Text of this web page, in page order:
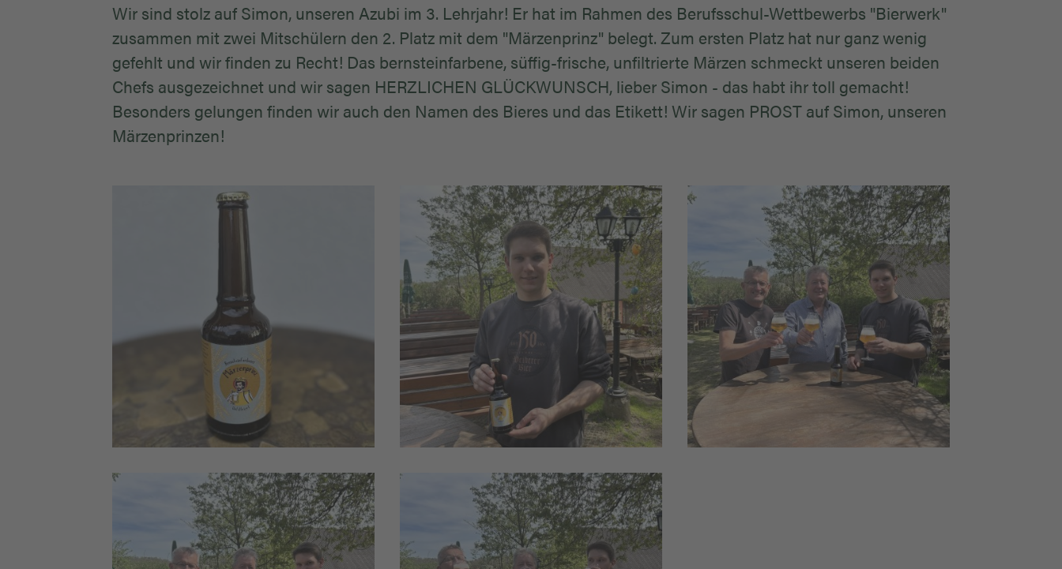
Wir sind stolz auf Simon, unseren Azubi im 3. Lehrjahr! Er hat im Rahmen des Berufsschul-Wettbewerbs "Bierwerk"
zusammen mit zwei Mitschülern den 2. Platz mit dem "Märzenprinz" belegt. Zum ersten Platz hat nur ganz wenig
gefehlt und wir finden zu Recht! Das bernsteinfarbene, süffig-frische, unfiltrierte Märzen schmeckt unseren beiden
Chefs ausgezeichnet und wir sagen HERZLICHEN GLÜCKWUNSCH, lieber Simon - das habt ihr toll gemacht!
Besonders gelungen finden wir auch den Namen des Bieres und das Etikett! Wir sagen PROST auf Simon, unseren
Märzenprinzen!